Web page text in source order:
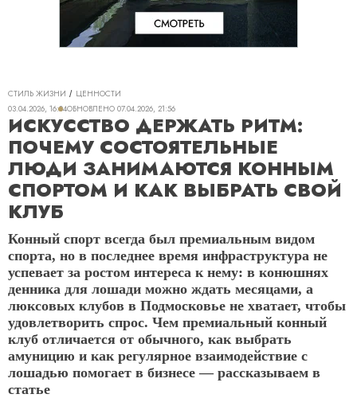
СТИЛЬ ЖИЗНИ
ЦЕННОСТИ
03.04.2026, 16:04ОБНОВЛЕНО 07.04.2026, 21:56
ИСКУССТВО ДЕРЖАТЬ РИТМ:
ПОЧЕМУ СОСТОЯТЕЛЬНЫЕ
ЛЮДИ ЗАНИМАЮТСЯ КОННЫМ
СПОРТОМ И КАК ВЫБРАТЬ СВОЙ
КЛУБ
Конный спорт всегда был премиальным видом
спорта, но в последнее время инфраструктура не
успевает за ростом интереса к нему: в конюшнях
денника для лошади можно ждать месяцами, а
люксовых клубов в Подмосковье не хватает, чтобы
удовлетворить спрос. Чем премиальный конный
клуб отличается от обычного, как выбрать
амуницию и как регулярное взаимодействие с
лошадью помогает в бизнесе — рассказываем в
статье